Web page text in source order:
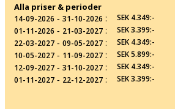
Alla priser & perioder
14-09-2026 ‐ 31-10-2026 :
SEK 4.349:-
01-11-2026 ‐ 21-03-2027 :
SEK 3.399:-
22-03-2027 ‐ 09-05-2027 :
SEK 4.349:-
10-05-2027 ‐ 11-09-2027 :
SEK 5.899:-
12-09-2027 ‐ 31-10-2027 :
SEK 4.349:-
01-11-2027 ‐ 22-12-2027 : SEK 3.399:-